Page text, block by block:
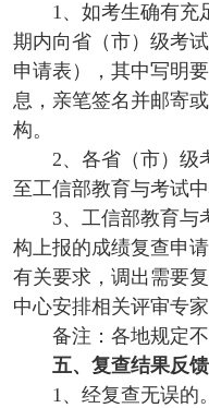
1、如考生确有充
期内向省（市）级考
申请表），其中写明
息，亲笔签名并邮寄
构。
2、各省（市）级
至工信部教育与考试中
3、工信部教育与
构上报的成绩复查申
有关要求，调出需要
中心安排相关评审专
备注：各地规定
五、复查结果反
1、经复查无误的